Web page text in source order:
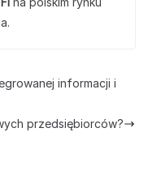
informacji i
przedsiębiorców?